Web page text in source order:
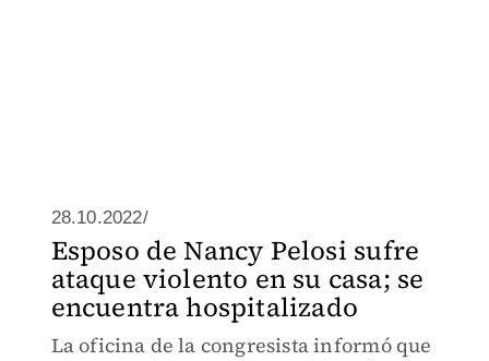
28.10.2022/
Esposo de Nancy Pelosi sufre
ataque violento en su casa; se
encuentra hospitalizado
La oficina de la congresista informó que